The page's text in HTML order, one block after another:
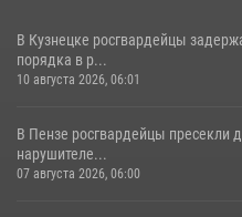
В Кузнецке росгвардейцы
порядка в р...
10 августа 2026, 06:01
В Пензе росгвардейцы пресекли
нарушителе...
07 августа 2026, 06:00